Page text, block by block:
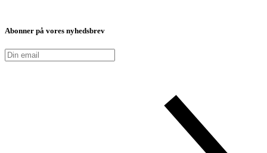
Abonner på vores nyhedsbrev